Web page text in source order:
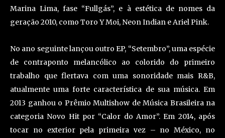
Marina Lima, fase “Fullgás”, e à estética de nomes da
geração 2010, como Toro Y Moi, Neon Indian e Ariel Pink.
No ano seguinte lançou outro EP, “Setembro”, uma espécie
de contraponto melancólico ao colorido do primeiro
trabalho que flertava com uma sonoridade mais R&B,
atualmente uma forte característica de sua música. Em
2013 ganhou o Prêmio Multishow de Música Brasileira na
categoria Novo Hit por “Calor do Amor”. Em 2014, após
tocar no exterior pela primeira vez – no México, no